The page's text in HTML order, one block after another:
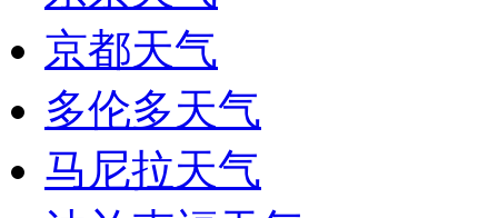
京都天气
多伦多天气
马尼拉天气